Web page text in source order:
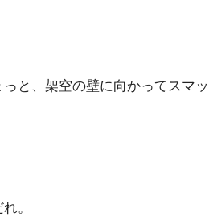
と、架空の壁に向かってスマッ
。